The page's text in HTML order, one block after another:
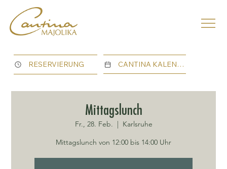
RESERVIERUNG CANTINA KALENDER
Mittagslunch
Fr., 28. Feb.
  |
Karlsruhe
Mittagslunch von 12:00 bis 14:00 Uhr